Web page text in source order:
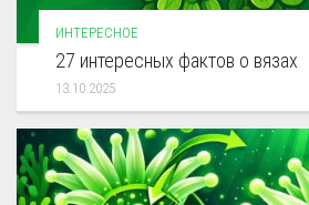
ИНТЕРЕСНОЕ
27 интересных фактов о вязах
13.10.2025